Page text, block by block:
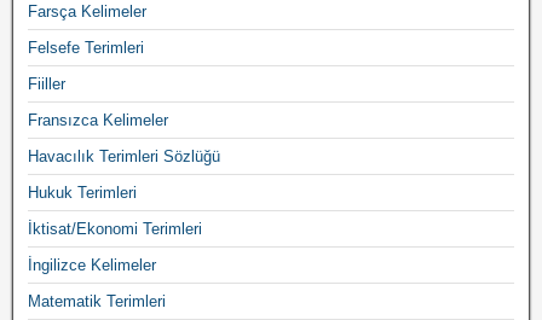
Farsça Kelimeler
Felsefe Terimleri
Fiiller
Fransızca Kelimeler
Havacılık Terimleri Sözlüğü
Hukuk Terimleri
İktisat/Ekonomi Terimleri
İngilizce Kelimeler
Matematik Terimleri